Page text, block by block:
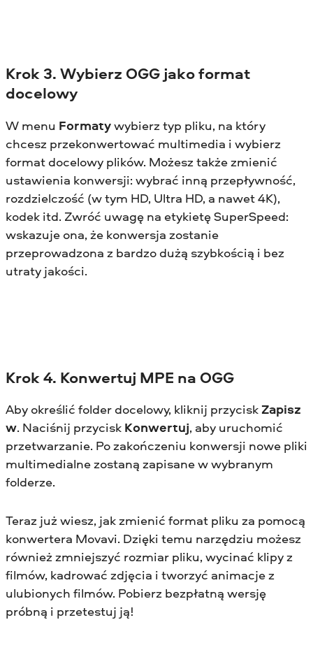
Krok 3. Wybierz OGG jako format
docelowy
W menu Formatywybierz typ pliku, na który
chcesz przekonwertować multimedia i wybierz
format docelowy plików. Możesz także zmienić
ustawienia konwersji: wybrać inną przepływność,
rozdzielczość (w tym HD, Ultra HD, a nawet 4K),
kodek itd. Zwróć uwagę na etykietę SuperSpeed:
wskazuje ona, że konwersja zostanie
przeprowadzona z bardzo dużą szybkością i bez
utraty jakości.
Krok 4. Konwertuj MPE na OGG
Aby określić folder docelowy, kliknij przycisk Zapisz
w. Naciśnij przycisk Konwertuj, aby uruchomić
przetwarzanie. Po zakończeniu konwersji nowe pliki
multimedialne zostaną zapisane w wybranym
folderze.
Teraz już wiesz, jak zmienić format pliku za pomocą
konwertera Movavi. Dzięki temu narzędziu możesz
również zmniejszyć rozmiar pliku, wycinać klipy z
filmów, kadrować zdjęcia i tworzyć animacje z
ulubionych filmów. Pobierz bezpłatną wersję
próbną i przetestuj ją!